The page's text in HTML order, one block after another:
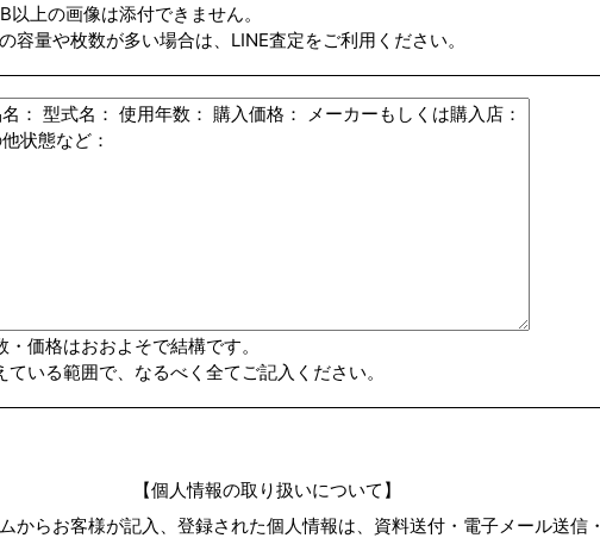
以上の画像は添付できません。
容量や枚数が多い場合は、LINE査定をご利用ください。
・価格はおおよそで結構です。
ている範囲で、なるべく全てご記入ください。
【個人情報の取り扱いについて】
からお客様が記入、登録された個人情報は、資料送付・電子メール送信・